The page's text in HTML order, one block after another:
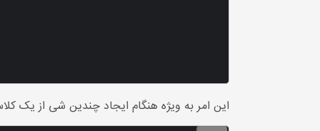
این امر به ویژه هنگام ایجاد چندین شی از یک